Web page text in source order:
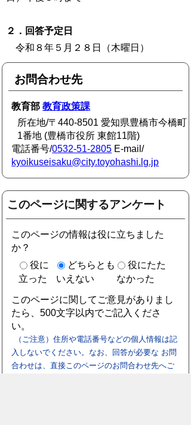
２．回答予定日
令和８年５月２８日（木曜日）
お問合わせ先
教育部教育政策課
所在地/〒440-8501 愛知県豊橋市今橋町
1番地 (豊橋市役所 東館11階)
電話番号/0532-51-2805 E-mail/
kyoikuseisaku@city.toyohashi.lg.jp
このページに関するアンケート
このページの情報は役に立ちました
か？
役に
立った
どちらとも
いえない
役にたた
なかった
このページに関してご意見がありまし
たら、500文字以内でご記入くださ
い。
（ご注意）住所や電話番号などの個人情報は記
入しないでください。なお、回答が必要な お問
合わせは、直接このページのお問合わせ先へご